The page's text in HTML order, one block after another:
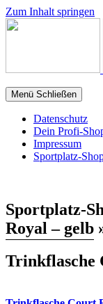
Zum Inhalt springen
Menü Schließen
Datenschutz
Dein Profi-
Impressum
Sportplatz-
Sportplatz-
Royal – gelb
Trinkflasche